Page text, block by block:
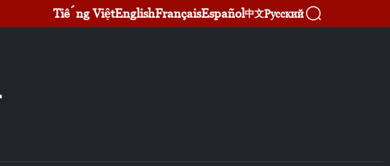
Tiếng ViệtEnglishFrançaisEspañol中文Русский